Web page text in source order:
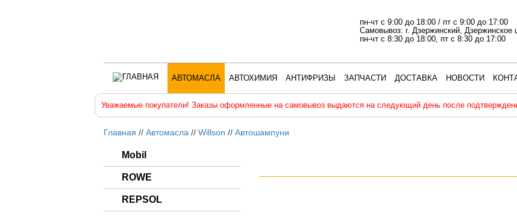
пн-чт с 9:00 до 18:00 / пт с 9:00 до 17:00
Самовывоз: г. Дзержинский,
пн-чт с 8:30 до 18:00, пт с 8:30 до 17:00
АВТОМАСЛА АВТОХИМИЯ АНТИФРИЗЫ ЗАПЧАСТИ ДОСТАВКА НОВОСТИ
Уважаемые покупатели! Заказы оформленные на самовывоз выдаются на следующий день после
Главная // Автомасла // Willson // Автошампуни
Mobil
ROWE
REPSOL